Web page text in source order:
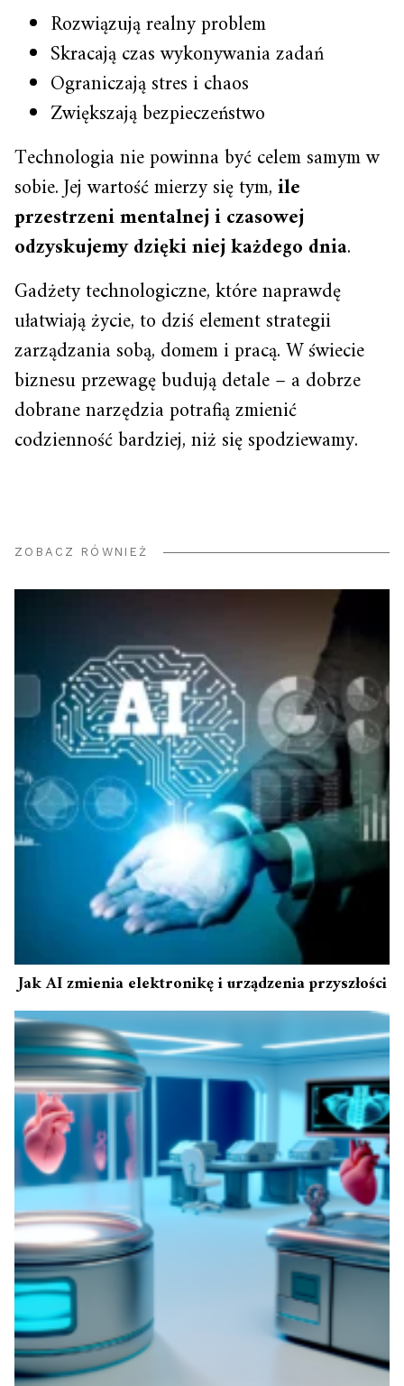
Rozwiązują realny problem
Skracają czas wykonywania zadań
Ograniczają stres i chaos
Zwiększają bezpieczeństwo
Technologia nie powinna być celem samym w
sobie. Jej wartość mierzy się tym,ile
przestrzeni mentalnej i czasowej
odzyskujemy dzięki niej każdego dnia.
Gadżety technologiczne, które naprawdę
ułatwiają życie, to dziś element strategii
zarządzania sobą, domem i pracą. W świecie
biznesu przewagę budują detale – a dobrze
dobrane narzędzia potrafią zmienić
codzienność bardziej, niż się spodziewamy.
ZOBACZ RÓWNIEŻ
Jak AI zmienia elektronikę i urządzenia przyszłości